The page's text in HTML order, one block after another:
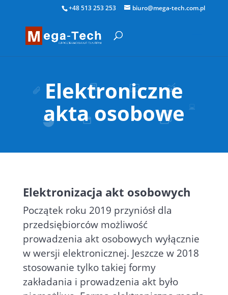
+48 513 253 253 biuro@mega-tech.com.pl
Elektroniczne
akta osobowe
Elektronizacja akt osobowych
Początek roku 2019 przyniósł dla
przedsiębiorców możliwość
prowadzenia akt osobowych wyłącznie
w wersji elektronicznej. Jeszcze w 2018
stosowanie tylko takiej formy
zakładania i prowadzenia akt było